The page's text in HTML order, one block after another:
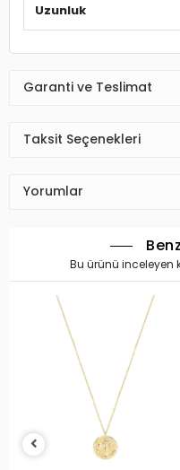
Uzunluk
Garanti ve Teslimat
Taksit Seçenekleri
Yorumlar
Bu ürünü inceleyen